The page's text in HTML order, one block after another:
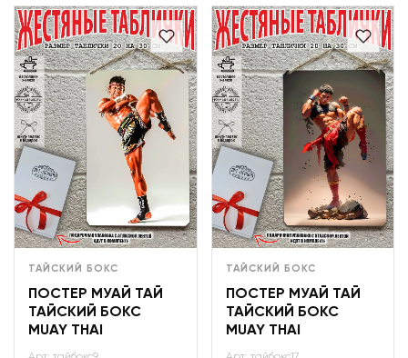
ТАЙСКИЙ БОКС
ПОСТЕР МУАЙ ТАЙ
ТАЙСКИЙ БОКС
MUAY THAI
ТАЙСКИЙ БОКС
ПОСТЕР МУАЙ ТАЙ
ТАЙСКИЙ БОКС
MUAY THAI